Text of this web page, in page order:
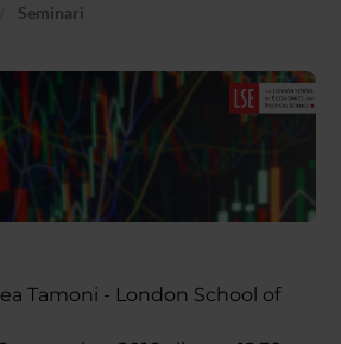
Seminari
Tamoni - London School of